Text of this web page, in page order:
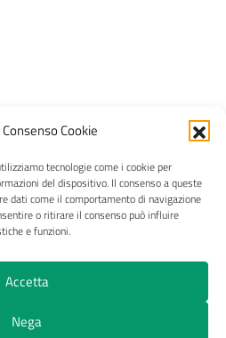
Cookie
tecnologie come i cookie per
del dispositivo. Il consenso a queste
dati come il comportamento di navigazione
o ritirare il consenso può influire
e funzioni.
Accetta
Nega
APS
e fatture